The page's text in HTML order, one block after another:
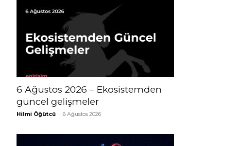
6 Ağustos 2026 – Ekosistemden
güncel gelişmeler
Hilmi Öğütcü - 6 Ağustos 2026